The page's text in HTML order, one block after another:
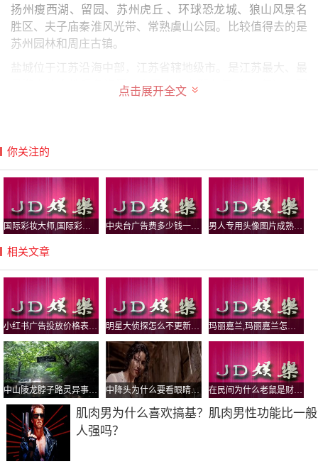
扬州瘦西湖、留园、苏州虎丘 、环球恐龙城、狼山风景名
胜区、夫子庙秦淮风光带、常熟虞山公园。比较值得去的是
苏州园林和周庄古镇。
盐城位于江苏沿海中部，江苏省辖地级市。是江苏最大、最
具潜力的土地后备资源。东晋安帝义熙九年（413年），因
江苏人真的没有夜生活吗
1、所以说，江苏人真的没有夜生活吗？当然不是。虽然江
苏在夜生活的丰富程度上可能比不上上海这样的城市，但从
夜市、商圈、景点到公园等等，江苏也有很多地方可以让人
在夜晚享受生活。
2、江浙一带之所以没有丰富的夜生活和娱乐活动，主要的
原因在于地区的历史文化背景。文化传统上，这一地区出现
早、历史悠久，讲究的是清雅之风、文化熏陶、游赏自然之
乐，而并非得兴致致于夜晚的热闹和刺激。
3、反观江苏，虽然属于南方省份，但我国长江以北的省
份，夜生活普遍冷清，除了几个较为大型的省会城市、直辖
市、副省级城市以外，其他地级市普遍缺乏夜经济，这不但
与前面说的地理有关系，也与千百年的生产方式有关系。
4、当然江苏是个经济学上的大省，要为他乡之人在江苏的
夜生活负责，因此也不乏夜生活的器具供应，奇技淫巧江苏
人也能学也会用，但三迷四道的只为少数派。
点击展开全文
你关注的
男人专用头像图片成熟稳重(男人专用头像
相关文章
中降头为什么要看眼睛，中降头眼睛是怎样的？ 在民间为什么老鼠是财神招财，什么财神手里拿着老鼠？
肌肉男为什么喜欢搞基？肌肉男性功能比一般
人强吗？